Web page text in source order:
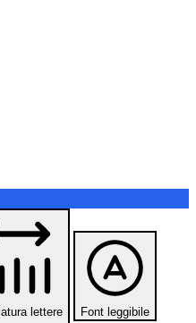
lettere Font leggibile